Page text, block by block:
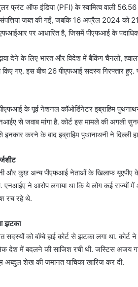
फ्रंट ऑफ इंडिया (PFI) के स्वामित्व वाली
जब्त की गईं, जबकि 16 अप्रैल 2024 को
एफआईआर पर आधारित है, जिसमें पीएफआई के
देने के लिए भारत और विदेश में बैंकिंग चैनलों,
गए. इस बीच 26 पीएफआई सदस्य गिरफ्तार
पीएफआई के पूर्व नेशनल कॉओर्डिनेटर इब्राहिम
से जवाब मांगा है. कोर्ट इस मामले की अगली
करने के बाद इब्राहिम पुथानाथनी ने दिल्ली
और कुछ अन्य पीएफआई नेताओं के खिलाफ यूएपीए
एनआईए ने आरोप लगाया था कि ये लोग कई राज्यों
रच रहे थे.
झटका
को बॉम्बे हाई कोर्ट से झटका लगा था.
देश में बदलने की साजिश रची थी. जस्टिस
शेख की जमानत याचिका खारिज कर दी.